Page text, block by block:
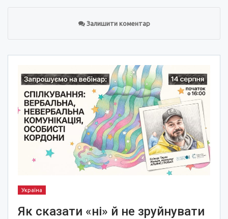
Залишити коментар
Україна
Як сказати «ні» й не зруйнувати